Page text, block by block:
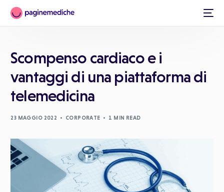
Scompenso cardiaco e i
vantaggi di una piattaforma di
telemedicina
23 MAGGIO 2022 CORPORATE 1 MIN READ
Italiano